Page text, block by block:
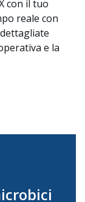
con il tuo
reale con
e la